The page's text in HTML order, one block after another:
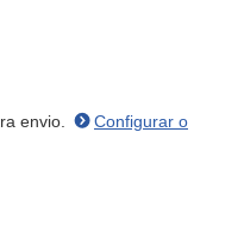
envio.
Configurar o